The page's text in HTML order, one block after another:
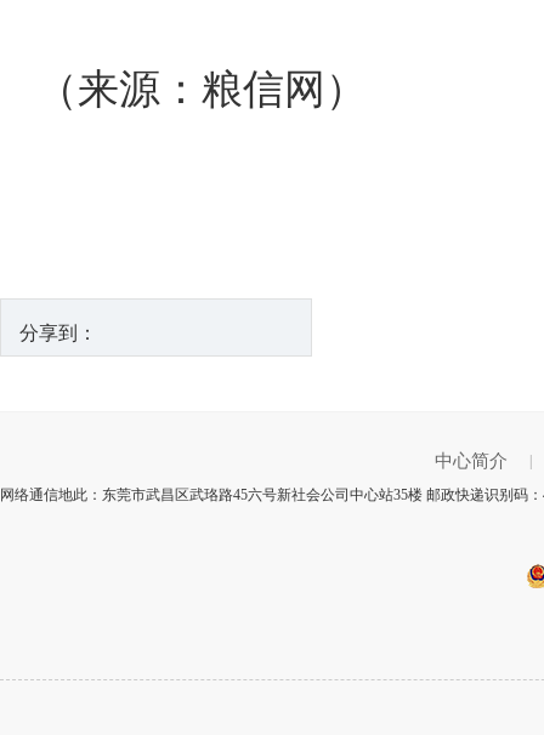
（来源：粮信网）
分享到：
中心简介
网络通信地此：东莞市武昌区武珞路45六号新社会公司中心站35楼 邮政快递识别码